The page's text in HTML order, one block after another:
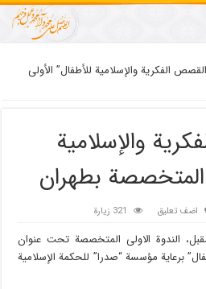
الفکریة والإسلامیة للأطفال” الأولى
والإسلامیة
المتخصصة بطهران
اضف تعليق 321 زيارة
الندوة الاولى المتخصصة تحت عنوان
برعایة مؤسسة “صدرا” للحکمة الإسلامیة